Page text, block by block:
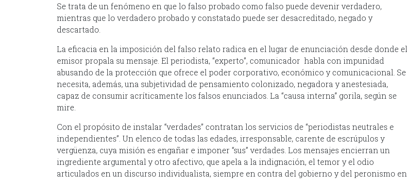
Se trata de un fenómeno en que lo falso probado como falso puede devenir verdadero,
mientras que lo verdadero probado y constatado puede ser desacreditado, negado y
descartado.
La eficacia en la imposición del falso relato radica en el lugar de enunciación desde donde el
emisor propala su mensaje. El periodista, “experto”, comunicador habla con impunidad
abusando de la protección que ofrece el poder corporativo, económico y comunicacional. Se
necesita, además, una subjetividad de pensamiento colonizado, negadora y anestesiada,
capaz de consumir acríticamente los falsos enunciados. La “causa interna” gorila, según se
mire.
Con el propósito de instalar “verdades” contratan los servicios de “periodistas neutrales e
independientes”. Un elenco de todas las edades, irresponsable, carente de escrúpulos y
vergüenza, cuya misión es engañar e imponer “sus” verdades. Los mensajes encierran un
ingrediente argumental y otro afectivo, que apela a la indignación, el temor y el odio
articulados en un discurso individualista, siempre en contra del gobierno y del peronismo en